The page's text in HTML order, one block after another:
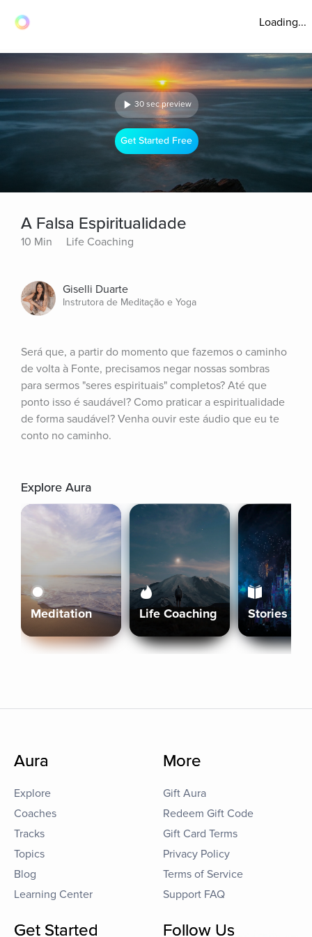
Loading...
30 sec preview
Get Started Free
A Falsa Espiritualidade
10 Min Life Coaching
Giselli Duarte
Instrutora de Meditação e Yoga
Será que, a partir do momento que fazemos o caminho
de volta à Fonte, precisamos negar nossas sombras
para sermos "seres espirituais" completos? Até que
ponto isso é saudável? Como praticar a espiritualidade
de forma saudável? Venha ouvir este áudio que eu te
conto no caminho.
Explore Aura
Meditation Life Coaching Stories
Aura
Explore
Coaches
Tracks
Topics
Blog
Learning Center
More
Gift Aura
Redeem Gift Code
Gift Card Terms
Privacy Policy
Terms of Service
Support FAQ
Get Started Follow Us